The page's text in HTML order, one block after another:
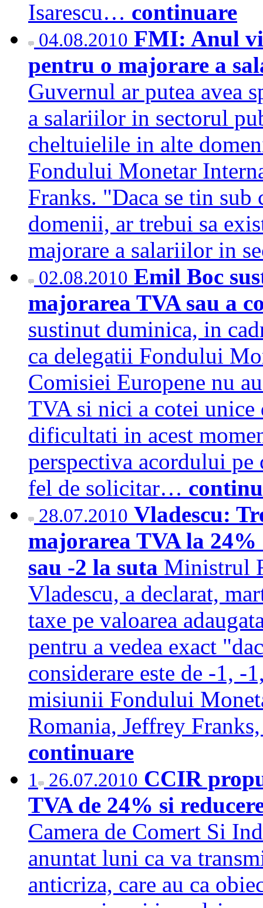
Isarescu… continuare
04.08.2010 FMI: Anul
pentru o majorare a
Guvernul ar putea avea
a salariilor in sectorul
cheltuielile in alte
Fondului Monetar
Franks. "Daca se tin
domenii, ar trebui sa
majorare a salariilor in
02.08.2010 Emil Boc
majorarea TVA sau a
sustinut duminica, in
ca delegatii Fondului
Comisiei Europene nu
TVA si nici a cotei
dificultati in acest
perspectiva acordului
fel de solicitar…
28.07.2010 Vladescu:
majorarea TVA la 24%
sau -2 la suta Ministrul
Vladescu, a declarat,
taxe pe valoarea
pentru a vedea exact
considerare este de -1,
misiunii Fondului
Romania, Jeffrey
continuare
1 26.07.2010 CCIR
TVA de 24% si
Camera de Comert Si
anuntat luni ca va
anticriza, care au ca